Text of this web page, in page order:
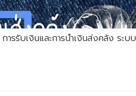
รรับเงินและการนำเงินส่งคลัง ระบบ